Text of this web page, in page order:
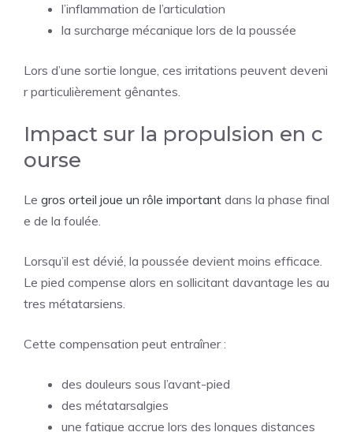
l’inflammation de l’articulation
la surcharge mécanique lors de la poussée
Lors d’une sortie longue, ces irritations peuvent deveni
r particulièrement gênantes.
Impact sur la propulsion en c
ourse
Le gros orteil joue un rôle important dans la phase final
e de la foulée.
Lorsqu’il est dévié, la poussée devient moins efficace.
Le pied compense alors en sollicitant davantage les au
tres métatarsiens.
Cette compensation peut entraîner :
des douleurs sous l’avant-pied
des métatarsalgies
une fatigue accrue lors des longues distances